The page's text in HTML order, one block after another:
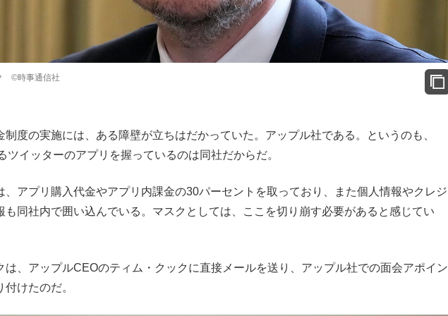
©時事通信社
度の実施には、ある障壁が立ちはだかっていた。アップル社である。というのも、
ツイッターのアプリを握っているのは同社だからだ。
アプリ購入代金やアプリ内課金の30パーセントを取っており、また個人情報やクレジ
も同社内で囲い込んでいる。マスクとしては、ここを切り崩す必要があると感じてい
、アップルCEOのティム・クックに直接メールを送り、アップル社での面会アポイン
付けたのだ。